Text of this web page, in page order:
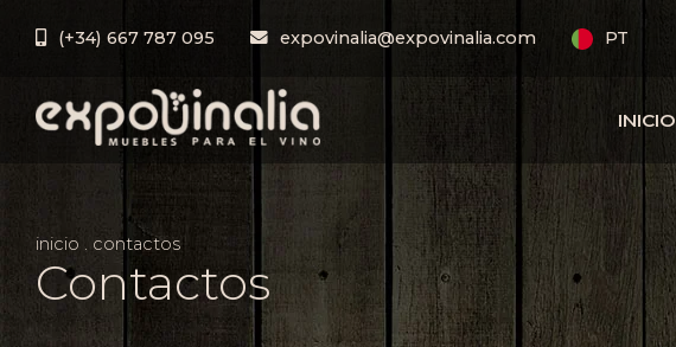
(+34) 667 787 095 expovinalia@expovinalia.com PT
INICIO
inicio . contactos
Contactos